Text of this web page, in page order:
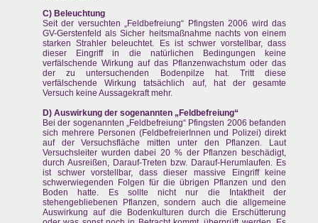
C) Beleuchtung
Seit der versuchten „Feldbefreiung“ Pfingsten 2006 wird das
GV-Gerstenfeld als Sicher heitsmaßnahme nachts von einem
starken Strahler beleuchtet. Es ist schwer vorstellbar, dass
dieser Eingriff in die natürlichen Bedingungen keine
verfälschende Wirkung auf das Pflanzenwachstum oder das
der zu untersuchenden Bodenpilze hat. Tritt diese
verfälschende Wirkung tatsächlich auf, hat der gesamte
Versuch keine Aussagekraft mehr.
D) Auswirkung der sogenannten „Feldbefreiung“
Bei der sogenannten „Feldbefreiung“ Pfingsten 2006 befanden
sich mehrere Personen (FeldbefreierInnen und Polizei) direkt
auf der Versuchsfläche mitten unter den Pflanzen. Laut
Versuchsleiter wurden dabei 20 % der Pflanzen beschädigt,
durch Ausreißen, Darauf-Treten bzw. Darauf-Herumlaufen. Es
ist schwer vorstellbar, dass dieser massive Eingriff keine
schwerwiegenden Folgen für die übrigen Pflanzen und den
Boden hatte. Es sollte nicht nur die Intaktheit der
stehengebliebenen Pflanzen, sondern auch die allgemeine
Auswirkung auf die Bodenkulturen durch die Erschütterung